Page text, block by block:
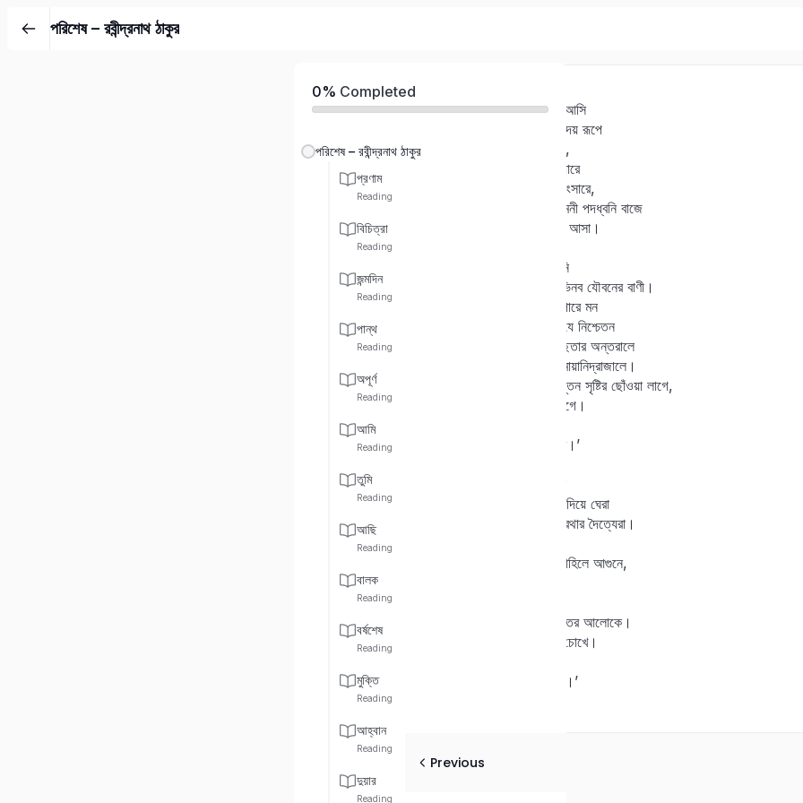
পরিশেষ – রবীন্দ্রনাথ ঠাকুর
0% Completed
পরিশেষ – রবীন্দ্রনাথ ঠাকুর
প্রণাম
Reading
বিচিত্রা
Reading
জন্মদিন
Reading
পান্থ
Reading
অপূর্ণ
Reading
আমি
Reading
তুমি
Reading
আছি
Reading
বালক
Reading
বর্ষশেষ
Reading
মুক্তি
Reading
আহ্বান
Reading
দুয়ার
Reading
রাজপুত্র কোথা হতে আসি
শুভক্ষণে দেখা দেয় রূপে
চুপে-চুপে,
জানি বলে জেনেছিনু যারে
তারি মাঝে। আমার সংসারে,
বক্ষে মোর আগমনী পদধ্বনি বাজে
যেন বহুদূর হতে আসা।
প্রাণে দেয় আনি
সমুদ্রপারের কোন্‌ অভিনব যৌবনের বাণী।
সেদিন বুঝিতে পারে মন
ছিল সে-যে নিশ্চেতন
তুচ্ছতার অন্তরালে
এতকাল মায়ানিদ্রাজালে।
তার দৃষ্টিপাতে মোরে নূতন সৃষ্টির ছোঁওয়া লাগে,
চিত্ত জাগে।
“রাজপুত্র তুমি।’
জড়তার পাষাণপ্রাচীর দিয়ে ঘেরা
দুর্গ-মাঝে রেখেছিল প্রত্যহের প্রথার দৈত্যেরা।
সে দুর্ভেদ বাধা যেন দাহিলে আগুনে,
নিয়ে গেলে মুক্তির আলোকে।
আজিকে তোমারে দেখি কী নূতন চোখে।
বার বার মন বলে, “রাজপুত্র তুমি।’
Previous
Sign in
Sign in
Don’t have an account?